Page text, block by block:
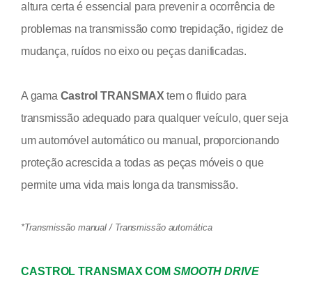
altura certa é essencial para prevenir a ocorrência de
problemas na transmissão como trepidação, rigidez de
mudança, ruídos no eixo ou peças danificadas.
A gama Castrol TRANSMAXtem o fluido para
transmissão adequado para qualquer veículo, quer seja
um automóvel automático ou manual, proporcionando
proteção acrescida a todas as peças móveis o que
permite uma vida mais longa da transmissão.
*Transmissão manual / Transmissão automática
CASTROL TRANSMAX COM SMOOTH DRIVE